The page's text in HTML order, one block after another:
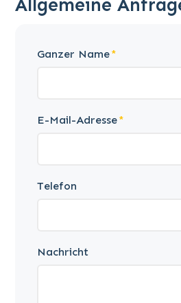
Allgemeine
Ganzer Name
E-Mail-Adresse
Telefon
Nachricht